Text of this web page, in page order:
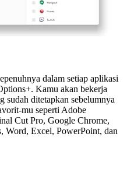
dalam setiap aplikasi
Kamu akan bekerja
sudah ditetapkan sebelumnya
mu seperti Adobe
Cut Pro, Google Chrome,
Word, Excel, PowerPoint, dan